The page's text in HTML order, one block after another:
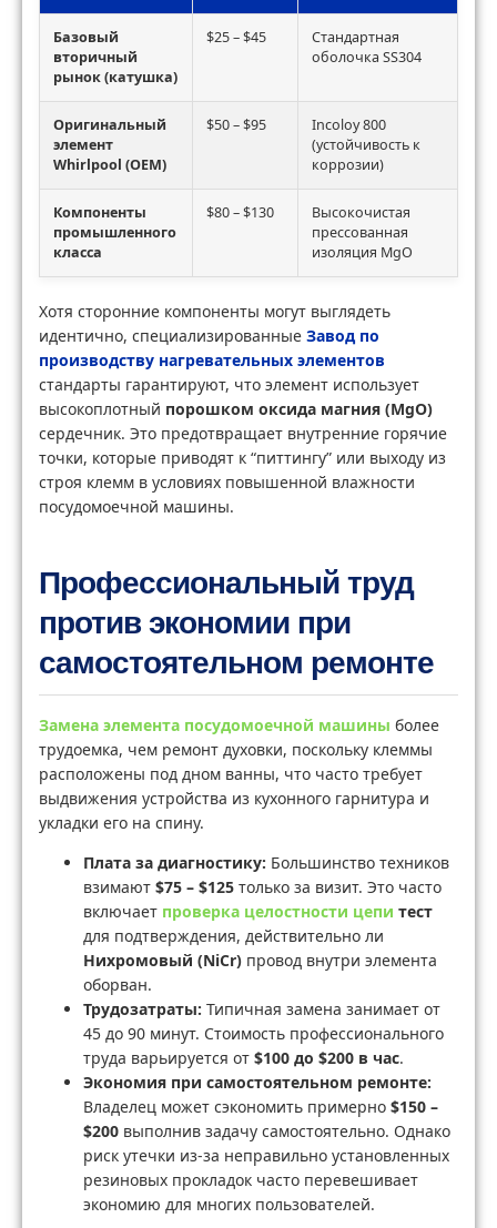
Базовый
вторичный
рынок (катушка)
$25 – $45
Стандартная
оболочка SS304
Оригинальный
элемент
Whirlpool (OEM)
$50 – $95
Incoloy 800
(устойчивость к
коррозии)
Компоненты
промышленного
класса
$80 – $130
Высокочистая
прессованная
изоляция MgO
Хотя сторонние компоненты могут выглядеть
идентично, специализированные Завод по
производству нагревательных элементов
стандарты гарантируют, что элемент использует
высокоплотный порошком оксида магния (MgO)
сердечник. Это предотвращает внутренние горячие
точки, которые приводят к “питтингу” или выходу из
строя клемм в условиях повышенной влажности
посудомоечной машины.
Профессиональный труд
против экономии при
самостоятельном ремонте
Замена элемента посудомоечной машины более
трудоемка, чем ремонт духовки, поскольку клеммы
расположены под дном ванны, что часто требует
выдвижения устройства из кухонного гарнитура и
укладки его на спину.
Плата за диагностику: Большинство техников
взимают $75 – $125 только за визит. Это часто
включает проверка целостности цепи тест
для подтверждения, действительно ли
Нихромовый (NiCr) провод внутри элемента
оборван.
Трудозатраты: Типичная замена занимает от
45 до 90 минут. Стоимость профессионального
труда варьируется от $100 до $200 в час.
Экономия при самостоятельном ремонте:
Владелец может сэкономить примерно $150 –
$200 выполнив задачу самостоятельно. Однако
риск утечки из-за неправильно установленных
резиновых прокладок часто перевешивает
экономию для многих пользователей.